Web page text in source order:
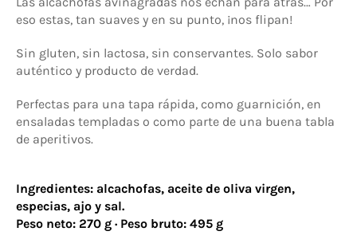
eso estas, tan suaves y en su punto, ¡nos flipan!
Sin gluten, sin lactosa, sin conservantes. Solo sabor
auténtico y producto de verdad.
Perfectas para una tapa rápida, como guarnición, en
ensaladas templadas o como parte de una buena tabla
de aperitivos.
Ingredientes: alcachofas, aceite de oliva virgen,
especias, ajo y sal.
Peso neto: 270 g · Peso bruto: 495 g